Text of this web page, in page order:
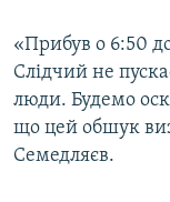
«Прибув о 6:50
Слідчий не
люди. Будемо
що цей обшук
Семедляєв.